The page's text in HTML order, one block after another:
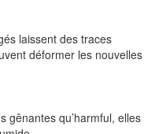
laissent des traces
déformer les nouvelles
gênantes qu’harmful, elles